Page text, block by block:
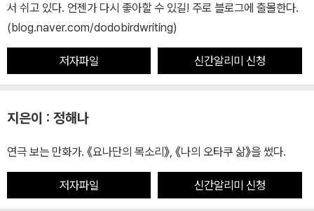
서 쉬고 있다. 언젠가 다시 좋아할 수 있길! 주로 블로그에 출몰한다.
(blog.naver.com/dodobirdwriting)
저자파일 신간알리미 신청
지은이 : 정해나
연극 보는 만화가. 《요나단의 목소리》, 《나의 오타쿠 삶》을 썼다.
저자파일 신간알리미 신청